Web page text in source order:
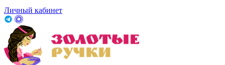
Личный кабинет